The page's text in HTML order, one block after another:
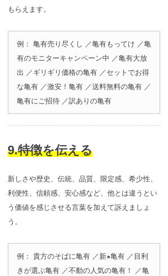
もらえます。
例： 亀有売り尽くし ／亀有もってけ ／亀
有のモニターキャンペーン中 ／亀有大放
出 ／ギリギリ価格の亀有 ／セットでお得
な亀有 ／激安！亀有 ／送料無料の亀有 ／
亀有にご招待 ／訳ありの亀有
9.特徴を伝える
新しさや歴史、伝統、品質、限定感、希少性、
利便性、信頼感、安心感など、他とは違うとい
う価値を感じさせる言葉を加えて訴えましょ
う。
例： 貴方のそばに亀有 ／新★亀有 ／目利
きが選ぶ亀有 ／不動の人気の亀有！ ／亀